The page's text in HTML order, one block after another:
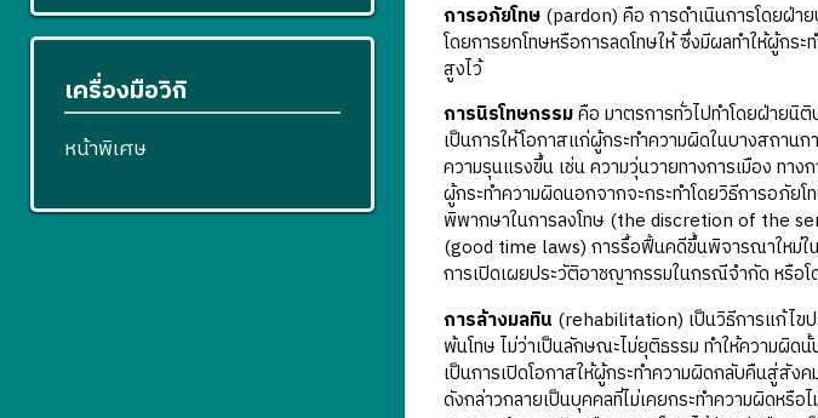
การอภัยโทษ(pardon) คือ การดำเนินการโดยฝ่า
โดยการยกโทษหรือการลดโทษให้ ซึ่งมีผลทำให้ผู้ก
สูงไว้
การนิรโทษกรรมคือ มาตรการทั่วไปทำโดยฝ่ายนิติ
เป็นการให้โอกาสแก่ผู้กระทำความผิดในบางสถา
ความรุนแรงขึ้น เช่น ความวุ่นวายทางการเมือง ทา
ผู้กระทำความผิดนอกจากจะกระทำโดยวิธีการอภัย
พิพากษาในการลงโทษ (the discretion of the
(good time laws) การรื้อฟื้นคดีขึ้นพิจารณาใหม่
การเปิดเผยประวัติอาชญากรรมในกรณีจำกัด หรือ
การล้างมลทิน (rehabilitation) เป็นวิธีการแก้ไข
พ้นโทษ ไม่ว่าเป็นลักษณะไม่ยุติธรรม ทำให้ความผิ
เป็นการเปิดโอกาสให้ผู้กระทำความผิดกลับคืนสู่สัง
ดังกล่าวกลายเป็นบุคคลที่ไม่เคยกระทำความผิดหรื
เครื่องมือวิกิ
หน้าพิเศษ